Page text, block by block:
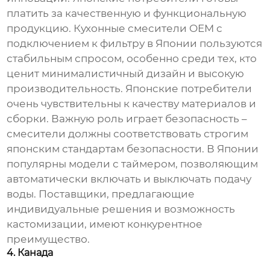
платить за качественную и функциональную
продукцию. Кухонные смесители OEM с
подключением к фильтру в Японии пользуются
стабильным спросом, особенно среди тех, кто
ценит минималистичный дизайн и высокую
производительность. Японские потребители
очень чувствительны к качеству материалов и
сборки. Важную роль играет безопасность –
смесители должны соответствовать строгим
японским стандартам безопасности. В Японии
популярны модели с таймером, позволяющим
автоматически включать и выключать подачу
воды. Поставщики, предлагающие
индивидуальные решения и возможность
кастомизации, имеют конкурентное
преимущество.
4. Канада